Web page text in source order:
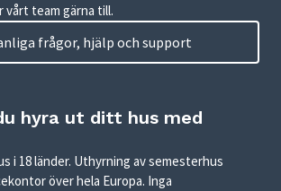
vårt team gärna till.
frågor, hjälp och support
hyra ut ditt hus med
i 18 länder. Uthyrning av semesterhus
över hela Europa. Inga